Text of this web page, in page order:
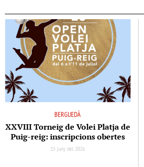
BERGUEDÀ
XXVIII Torneig de Volei Platja de
Puig-reig: inscripcions obertes
15 juny del 2026